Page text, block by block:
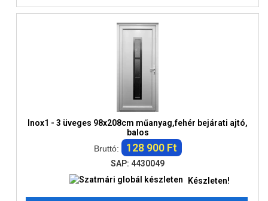
Inox1 - 3 üveges 98x208cm műanyag,fehér bejárati ajtó,
balos
Bruttó:
128 900 Ft
SAP: 4430049
Készleten!